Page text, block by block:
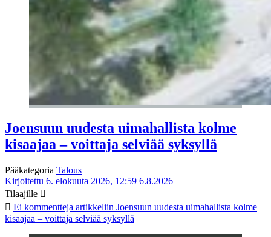
Joensuun uudesta uimahallista kolme
kisaajaa – voittaja selviää syksyllä
Pääkategoria Talous
Kirjoitettu 6. elokuuta 2026, 12:59 6.8.2026
Tilaajille
Ei kommentteja artikkeliin Joensuun uudesta uimahallista kolme
kisaajaa – voittaja selviää syksyllä